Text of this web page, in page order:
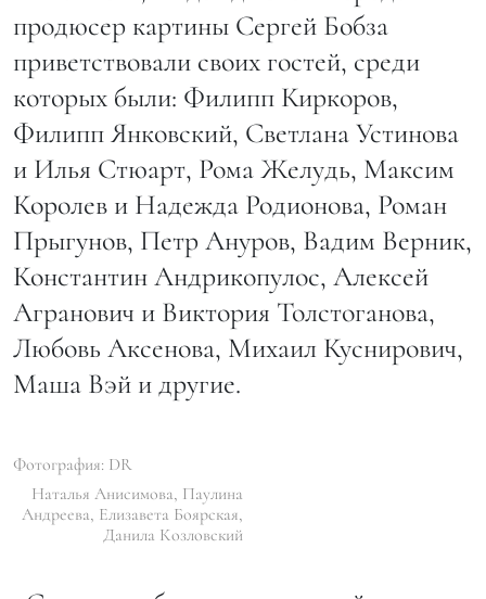
продюсер картины Сергей Бобза
приветствовали своих гостей, среди
которых были: Филипп Киркоров,
Филипп Янковский, Светлана Устинова
и Илья Стюарт, Рома Желудь, Максим
Королев и Надежда Родионова, Роман
Прыгунов, Петр Ануров, Вадим Верник,
Константин Андрикопулос, Алексей
Агранович и Виктория Толстоганова,
Любовь Аксенова, Михаил Куснирович,
Маша Вэй и другие.
Фотография: DR
Наталья Анисимова, Паулина
Андреева, Елизавета Боярская,
Данила Козловский